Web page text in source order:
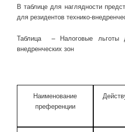
В таблице для наглядности
для резидентов технико-
Таблица – Налоговые льготы
внедренческих зон
Наименование
преференции